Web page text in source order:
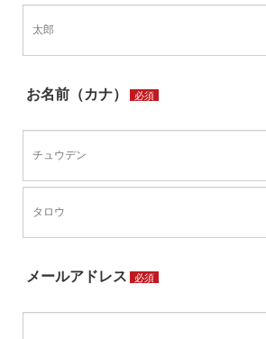
お名前（カナ） 必須
メールアドレス 必須